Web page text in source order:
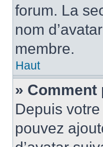
forum. La
nom
membre.
Haut
»
Depuis
pouvez